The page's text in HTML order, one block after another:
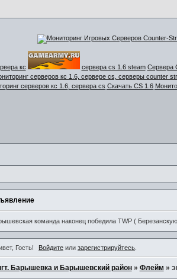
сервера cs 1.6 steam Сервера
серверов кс 1.6, сервера cs Скачать CS 1.6
команда наконец победила TWP (
Гость! Войдите илизарегистрируйтесь
Барышевка и Барышевский район » Флейм »